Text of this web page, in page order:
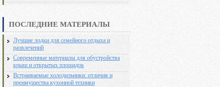
ПОСЛЕДНИЕ МАТЕРИАЛЫ
Лучшие лодки для семейного отдыха и
развлечений
Современные материалы для обустройства
крыш и открытых площадок
Встраиваемые холодильники: отличия и
преимущества кухонной техники